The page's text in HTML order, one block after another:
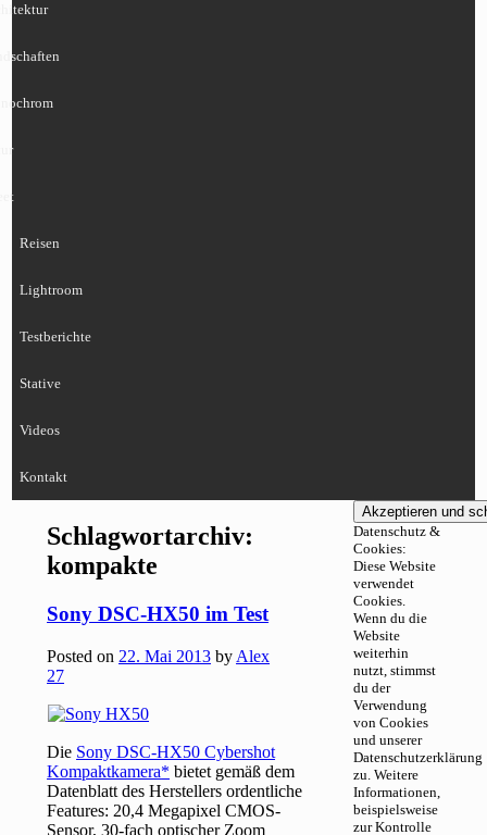
Reisen
Lightroom
Testberichte
Stative
Videos
Kontakt
Schlagwortarchiv:
kompakte
Sony DSC-HX50 im Test
Posted on 22. Mai 2013 by Alex
27
Die Sony DSC-HX50 Cybershot
Kompaktkamera
bietet gemäß dem
Datenblatt des Herstellers ordentliche
Features: 20,4 Megapixel CMOS-
Sensor, 30-fach optischer Zoom
Datenschutz &
Cookies:
Diese Website
verwendet
Cookies.
Wenn du die
Website
weiterhin
nutzt, stimmst
du der
Verwendung
von Cookies
und unserer
Datenschutzerklärung
zu. Weitere
Informationen,
beispielsweise
zur Kontrolle